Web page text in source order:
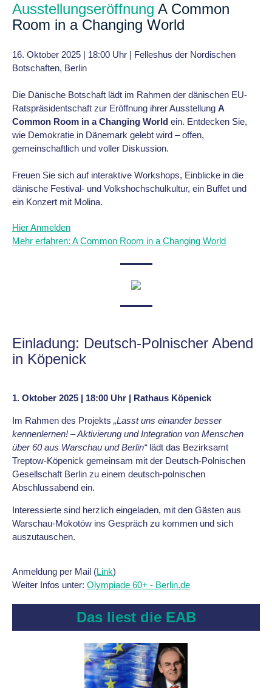
Ausstellungseröffnung A Common
Room in a Changing World
16. Oktober 2025 | 18:00 Uhr | Felleshus der Nordischen
Botschaften, Berlin
Die Dänische Botschaft lädt im Rahmen der dänischen EU-
Ratspräsidentschaft zur Eröffnung ihrer Ausstellung A
Common Room in a Changing World ein. Entdecken Sie,
wie Demokratie in Dänemark gelebt wird – offen,
gemeinschaftlich und voller Diskussion.
Freuen Sie sich auf interaktive Workshops, Einblicke in die
dänische Festival- und Volkshochschulkultur, ein Buffet und
ein Konzert mit Molina.
Hier Anmelden
Mehr erfahren: A Common Room in a Changing World
Einladung: Deutsch-Polnischer Abend
in Köpenick
1. Oktober 2025 | 18:00 Uhr | Rathaus Köpenick
Im Rahmen des Projekts „Lasst uns einander besser
kennenlernen! – Aktivierung und Integration von Menschen
über 60 aus Warschau und Berlin“lädt das Bezirksamt
Treptow-Köpenick gemeinsam mit der Deutsch-Polnischen
Gesellschaft Berlin zu einem deutsch-polnischen
Abschlussabend ein.
Interessierte sind herzlich eingeladen, mit den Gästen aus
Warschau-Mokotów ins Gespräch zu kommen und sich
auszutauschen.
Anmeldung per Mail (Link)
Weiter Infos unter: Olympiade 60+ - Berlin.de
Das liest die EAB